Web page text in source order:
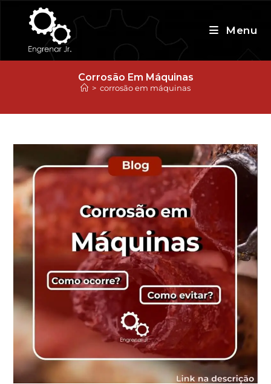
conteúdo
Menu
Corrosão Em Máquinas
> corrosão em máquinas